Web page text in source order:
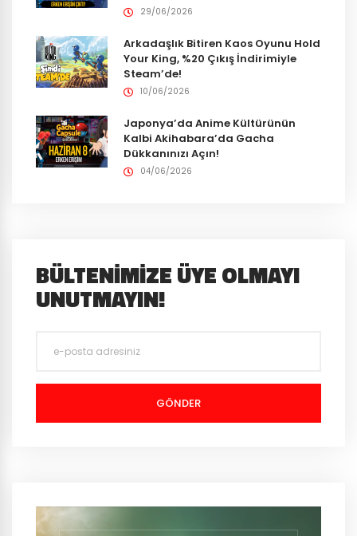
29/06/2026
Arkadaşlık Bitiren Kaos Oyunu Hold
Your King, %20 Çıkış İndirimiyle
Steam’de!
10/06/2026
Japonya’da Anime Kültürünün
Kalbi Akihabara’da Gacha
Dükkanınızı Açın!
04/06/2026
BÜLTENIMIZE ÜYE OLMAYI
UNUTMAYIN!